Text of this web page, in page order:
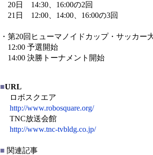
20日 14:30、16:00の2回
21日 12:00、14:00、16:00の3回
・第20回ヒューマノイドカップ・サッカー
12:00 予選開始
14:00 決勝トーナメント開始
■URL
ロボスクエア
http://www.robosquare.org/
TNC放送会館
http://www.tnc-tvbldg.co.jp/
■ 関連記事